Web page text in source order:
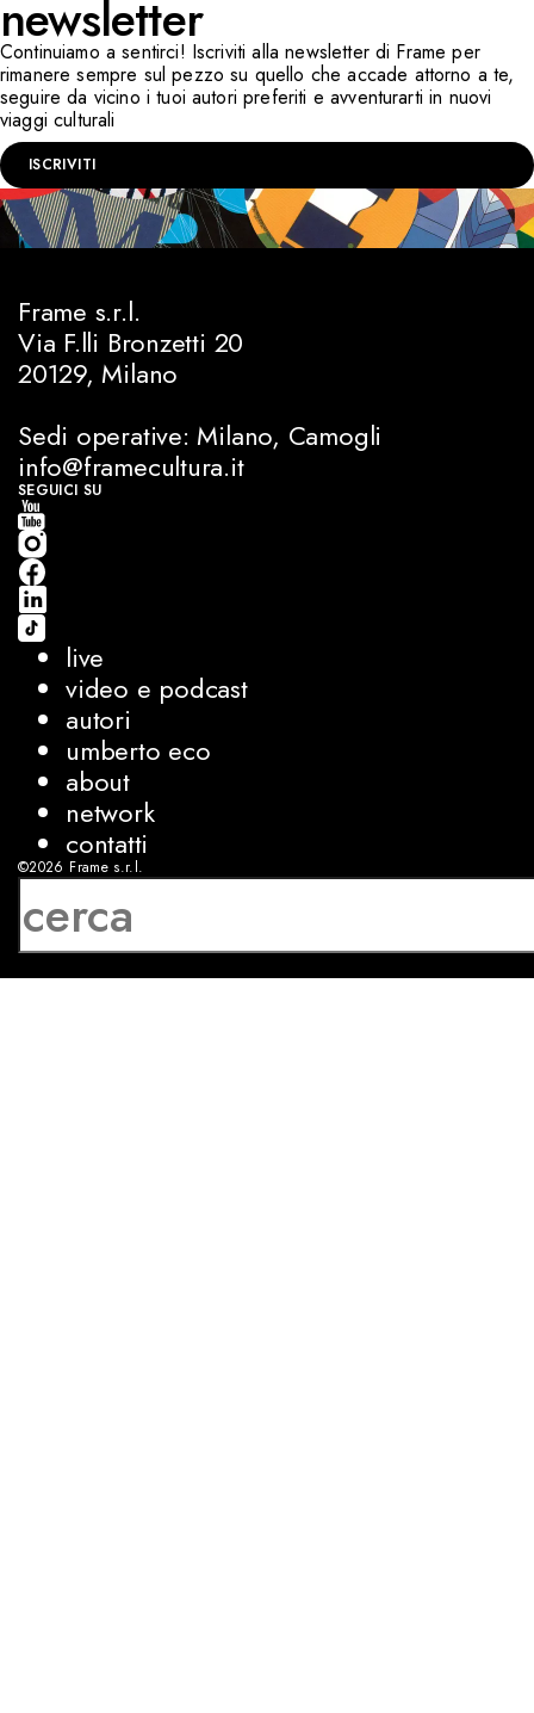
newsletter
Continuiamo a sentirci! Iscriviti alla newsletter di Frame per
rimanere sempre sul pezzo su quello che accade attorno a te,
seguire da vicino i tuoi autori preferiti e avventurarti in nuovi
viaggi culturali
ISCRIVITI
Frame s.r.l.
Via F.lli Bronzetti 20
20129, Milano
Sedi operative: Milano, Camogli
info@framecultura.it
SEGUICI SU
live
video e podcast
autori
umberto eco
about
network
contatti
©2026 Frame s.r.l.
P.IVA 08927250962
sviluppo:Luca Bunino